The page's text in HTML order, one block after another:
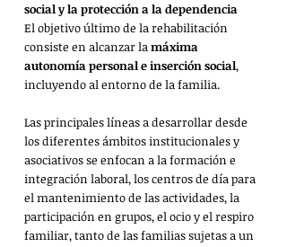
social y la protección a la dependencia
El objetivo último de la rehabilitación
consiste en alcanzar la máxima
autonomía personal e inserción social,
incluyendo al entorno de la familia.
Las principales líneas a desarrollar desde
los diferentes ámbitos institucionales y
asociativos se enfocan a la formación e
integración laboral, los centros de día para
el mantenimiento de las actividades, la
participación en grupos, el ocio y el respiro
familiar, tanto de las familias sujetas a un